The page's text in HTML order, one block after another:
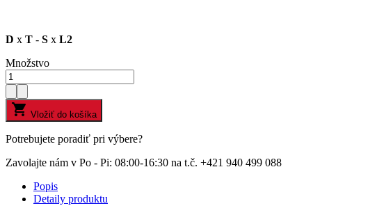
D x T - S x L2
Množstvo
 Vložiť do košíka
Potrebujete poradiť pri výbere?
Zavolajte nám v Po - Pi: 08:00-16:30 na t.č. +421 940 499 088
Popis
Detaily produktu